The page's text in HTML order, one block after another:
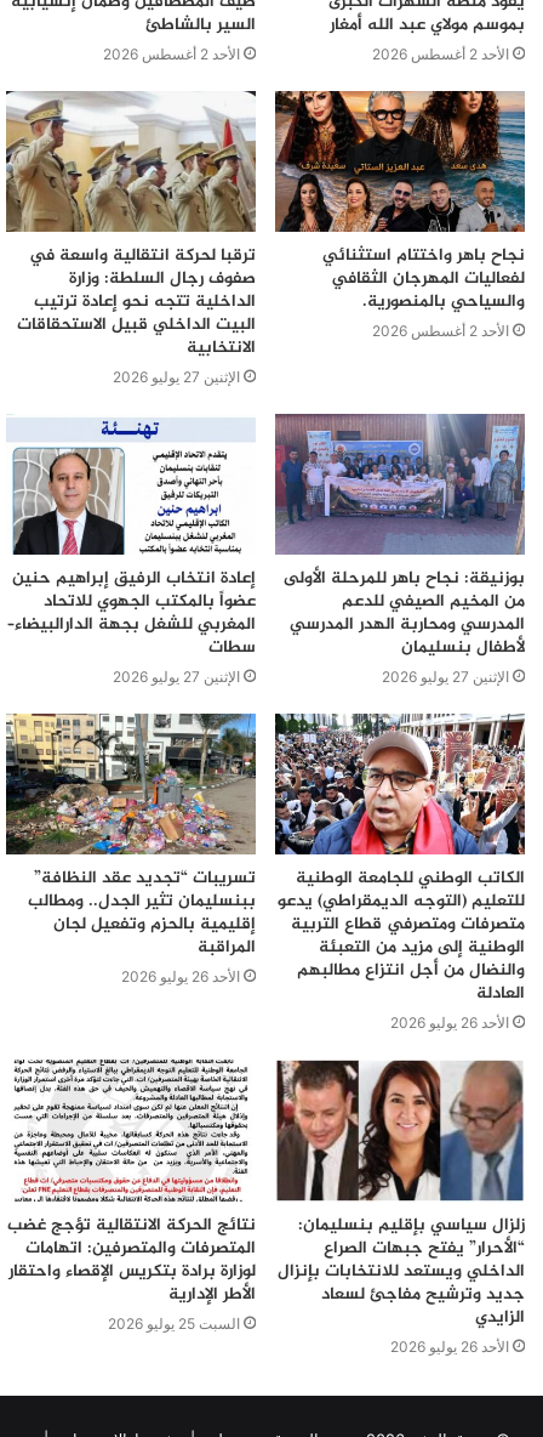
بموسم مولاي عبد الله أمغار
الأحد 2 أغسطس 2026
السير بالشاطئ
الأحد 2 أغسطس 2026
نجاح باهر واختتام استثنائي
لفعاليات المهرجان الثقافي
والسياحي بالمنصورية.
الأحد 2 أغسطس 2026
ترقبا لحركة انتقالية واسعة في
صفوف رجال السلطة: وزارة
الداخلية تتجه نحو إعادة ترتيب
البيت الداخلي قبيل الاستحقاقات
الانتخابية
الإثنين 27 يوليو 2026
بوزنيقة: نجاح باهر للمرحلة الأولى
من المخيم الصيفي للدعم
المدرسي ومحاربة الهدر المدرسي
لأطفال بنسليمان
الإثنين 27 يوليو 2026
إعادة انتخاب الرفيق إبراهيم حنين
عضواً بالمكتب الجهوي للاتحاد
المغربي للشغل بجهة الدارالبيضاء–
سطات
الإثنين 27 يوليو 2026
الكاتب الوطني للجامعة الوطنية
للتعليم (التوجه الديمقراطي) يدعو
متصرفات ومتصرفي قطاع التربية
الوطنية إلى مزيد من التعبئة
والنضال من أجل انتزاع مطالبهم
العادلة
الأحد 26 يوليو 2026
تسريبات “تجديد عقد النظافة”
ببنسليمان تثير الجدل.. ومطالب
إقليمية بالحزم وتفعيل لجان
المراقبة
الأحد 26 يوليو 2026
زلزال سياسي بإقليم بنسليمان:
“الأحرار” يفتح جبهات الصراع
الداخلي ويستعد للانتخابات بإنزال
جديد وترشيح مفاجئ لسعاد
الزايدي
الأحد 26 يوليو 2026
نتائج الحركة الانتقالية تؤجج غضب
المتصرفات والمتصرفين: اتهامات
لوزارة برادة بتكريس الإقصاء واحتقار
الأطر الإدارية
السبت 25 يوليو 2026